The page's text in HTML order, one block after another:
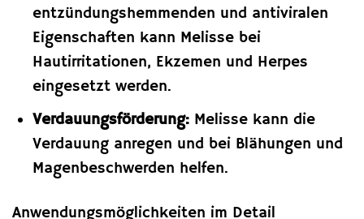
entzündungshemmenden und antiviralen
Eigenschaften kann Melisse bei
Hautirritationen, Ekzemen und Herpes
eingesetzt werden.
Verdauungsförderung:Melisse kann die
Verdauung anregen und bei Blähungen und
Magenbeschwerden helfen.
Anwendungsmöglichkeiten im Detail